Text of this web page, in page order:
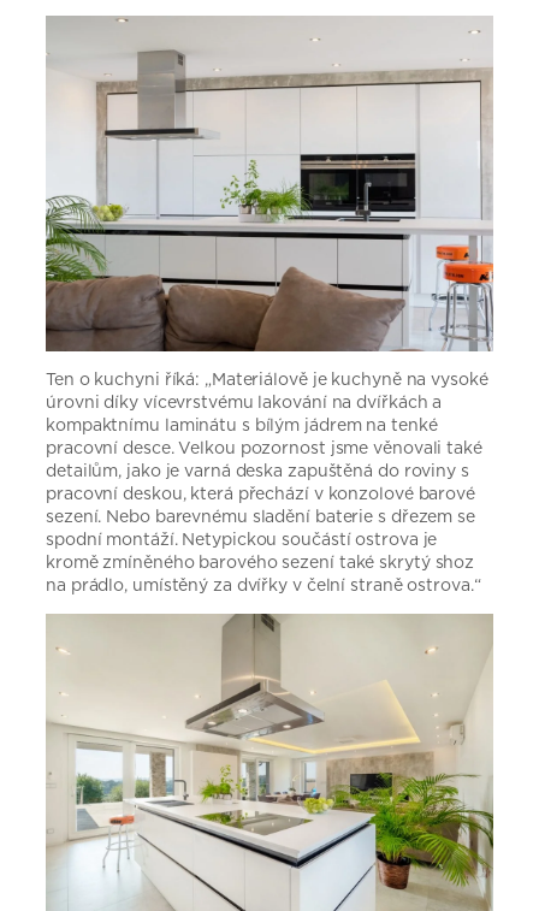
Ten o kuchyni říká: „Materiálově je kuchyně na vysoké
úrovni díky vícevrstvému lakování na dvířkách a
kompaktnímu laminátu s bílým jádrem na tenké
pracovní desce. Velkou pozornost jsme věnovali také
detailům, jako je varná deska zapuštěná do roviny s
pracovní deskou, která přechází v konzolové barové
sezení. Nebo barevnému sladění baterie s dřezem se
spodní montáží. Netypickou součástí ostrova je
kromě zmíněného barového sezení také skrytý shoz
na prádlo, umístěný za dvířky v čelní straně ostrova.“